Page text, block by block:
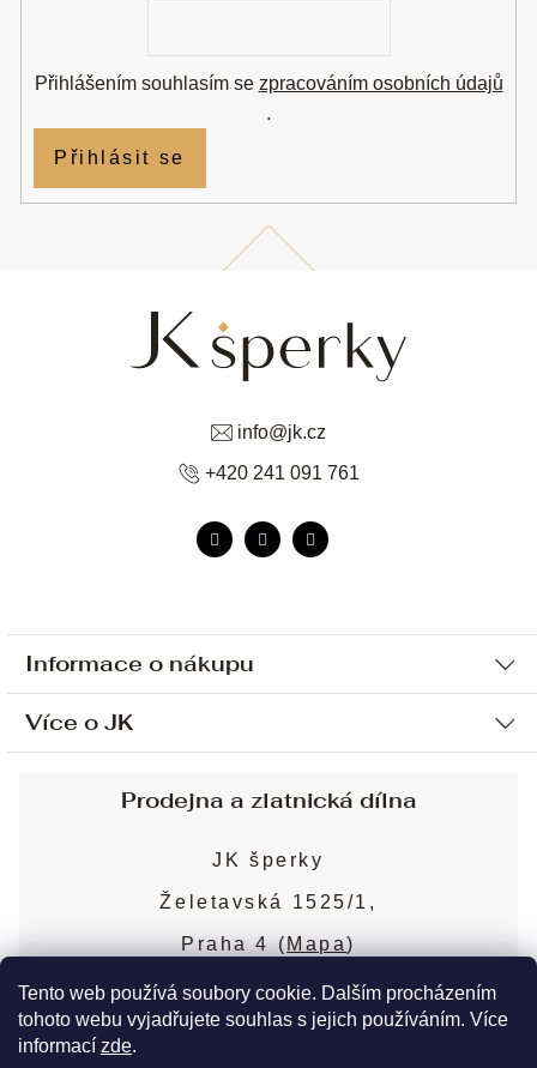
Tento web používá soubory cookie. Dalším procházením
tohoto webu vyjadřujete souhlas s jejich používáním. Více
informací zde.
Informace o nákupu
Ochrana osobních údajů
Sjednání osobní schůzky
Obchodní podmínky
Puncovní značky
Více o JK
Blog
Nejčastější dotazy
info@jk.cz
+420 241 091 761
Přihlášením souhlasím se zpracováním osobních údajů
.
Přihlásit se
Prodejna a zlatnická dílna
JK šperky
Želetavská 1525/1,
Praha 4 ( Mapa)
Více o prodejně